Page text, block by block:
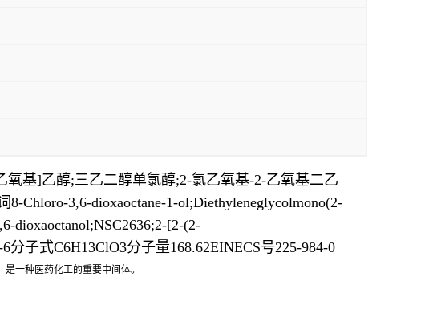
基]乙醇;三乙二醇单氯醇;2-氯乙氧基-2-乙氧基二乙
3,6-dioxaoctane-1-ol;Diethyleneglycolmono(2-
dioxaoctanol;NSC2636;2-[2-(2-
子式C6H13ClO3分子量168.62EINECS号225-984-0
一种医药化工的重要中间体。